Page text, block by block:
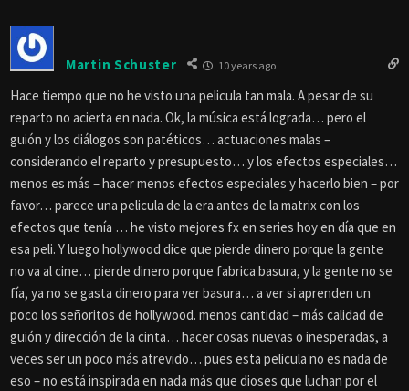
Martin Schuster 10 years ago
Hace tiempo que no he visto una pelicula tan mala. A pesar de su
reparto no acierta en nada. Ok, la música está lograda… pero el
guión y los diálogos son patéticos… actuaciones malas –
considerando el reparto y presupuesto… y los efectos especiales…
menos es más – hacer menos efectos especiales y hacerlo bien – por
favor… parece una pelicula de la era antes de la matrix con los
efectos que tenía … he visto mejores fx en series hoy en día que en
esa peli. Y luego hollywood dice que pierde dinero porque la gente
no va al cine… pierde dinero porque fabrica basura, y la gente no se
fía, ya no se gasta dinero para ver basura… a ver si aprenden un
poco los señoritos de hollywood. menos cantidad – más calidad de
guión y dirección de la cinta… hacer cosas nuevas o inesperadas, a
veces ser un poco más atrevido… pues esta pelicula no es nada de
eso – no está inspirada en nada más que dioses que luchan por el